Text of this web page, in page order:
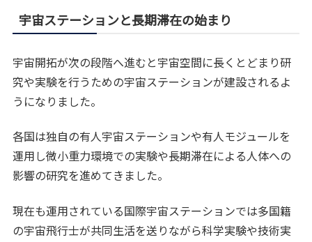
宇宙ステーションと長期滞在の始まり
宇宙開拓が次の段階へ進むと宇宙空間に長くとどまり研
究や実験を行うための宇宙ステーションが建設されるよ
うになりました。
各国は独自の有人宇宙ステーションや有人モジュールを
運用し微小重力環境での実験や長期滞在による人体への
影響の研究を進めてきました。
現在も運用されている国際宇宙ステーションでは多国籍
の宇宙飛行士が共同生活を送りながら科学実験や技術実